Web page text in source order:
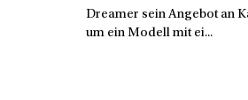
Dreamer sein Angebot an
um ein Modell mit ei...